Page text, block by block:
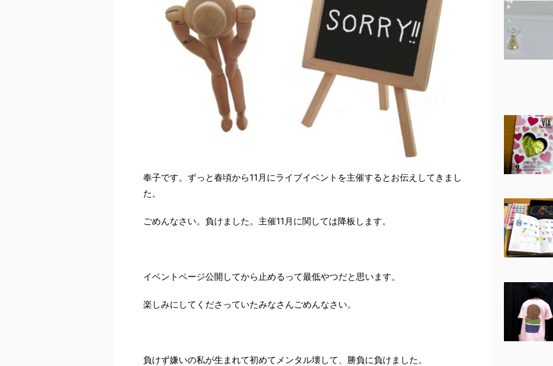
奉子です。ずっと春頃から11月にライブイベントを主催するとお伝えしてきまし
た。
ごめんなさい。負けました。主催11月に関しては降板します。
イベントページ公開してから止めるって最低やつだと思います。
楽しみにしてくださっていたみなさんごめんなさい。
負けず嫌いの私が生まれて初めてメンタル壊して、勝負に負けました。